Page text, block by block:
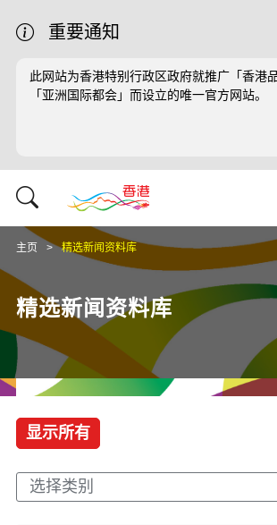
重要通知
此网站为香港特别行政区政府就推广「香港
「亚洲国际都会」而设立的唯一官方网站。
主页 精选新闻资料库
精选新闻资料库
显示所有
选择类别